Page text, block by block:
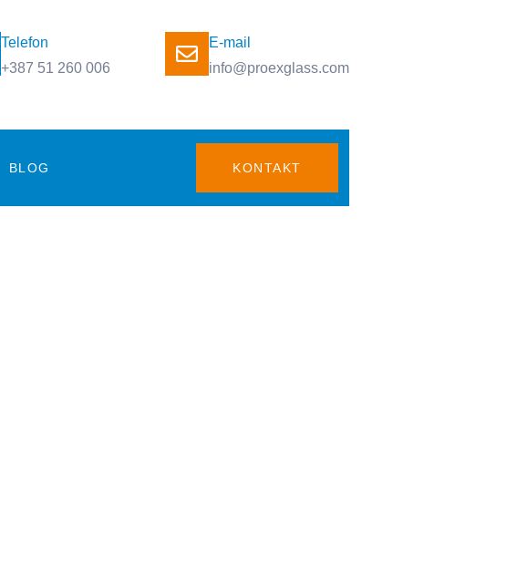
Telefon
+387 51 260 006
E-mail
info@proexglass.com
BLOG KONTAKT